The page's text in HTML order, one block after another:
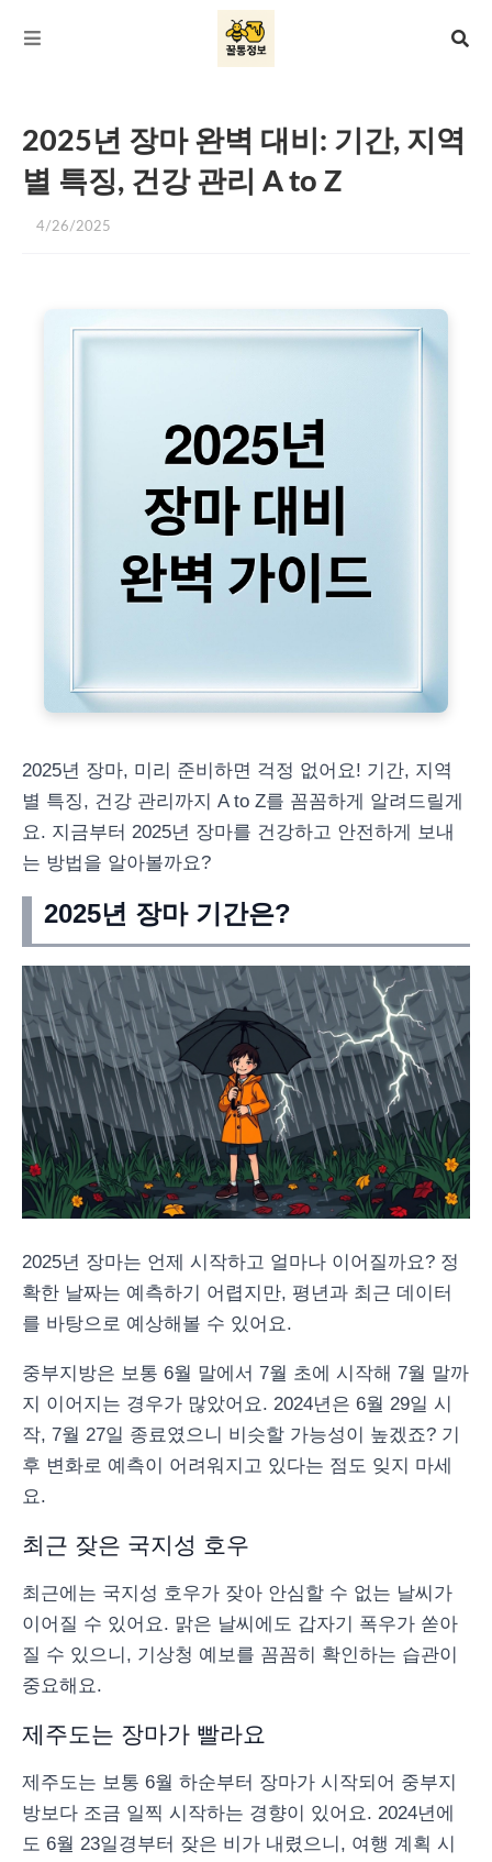
2025년 장마 완벽 대비: 기간, 지역
별 특징, 건강 관리 A to Z
4/26/2025
2025년 장마, 미리 준비하면 걱정 없어요! 기간, 지역
별 특징, 건강 관리까지 A to Z를 꼼꼼하게 알려드릴게
요. 지금부터 2025년 장마를 건강하고 안전하게 보내
는 방법을 알아볼까요?
2025년 장마 기간은?
2025년 장마는 언제 시작하고 얼마나 이어질까요? 정
확한 날짜는 예측하기 어렵지만, 평년과 최근 데이터
를 바탕으로 예상해볼 수 있어요.
중부지방은 보통 6월 말에서 7월 초에 시작해 7월 말까
지 이어지는 경우가 많았어요. 2024년은 6월 29일 시
작, 7월 27일 종료였으니 비슷할 가능성이 높겠죠? 기
후 변화로 예측이 어려워지고 있다는 점도 잊지 마세
요.
최근 잦은 국지성 호우
최근에는 국지성 호우가 잦아 안심할 수 없는 날씨가
이어질 수 있어요. 맑은 날씨에도 갑자기 폭우가 쏟아
질 수 있으니, 기상청 예보를 꼼꼼히 확인하는 습관이
중요해요.
제주도는 장마가 빨라요
제주도는 보통 6월 하순부터 장마가 시작되어 중부지
방보다 조금 일찍 시작하는 경향이 있어요. 2024년에
도 6월 23일경부터 잦은 비가 내렸으니, 여행 계획 시